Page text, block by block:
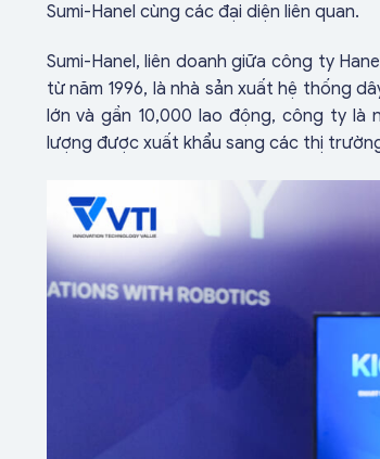
Sumi-Hanel cùng các đại diện liên quan.
Sumi-Hanel, liên doanh giữa công ty
từ năm 1996, là nhà sản xuất hệ thống
lớn và gần 10,000 lao động, công ty là
lượng được xuất khẩu sang các thị